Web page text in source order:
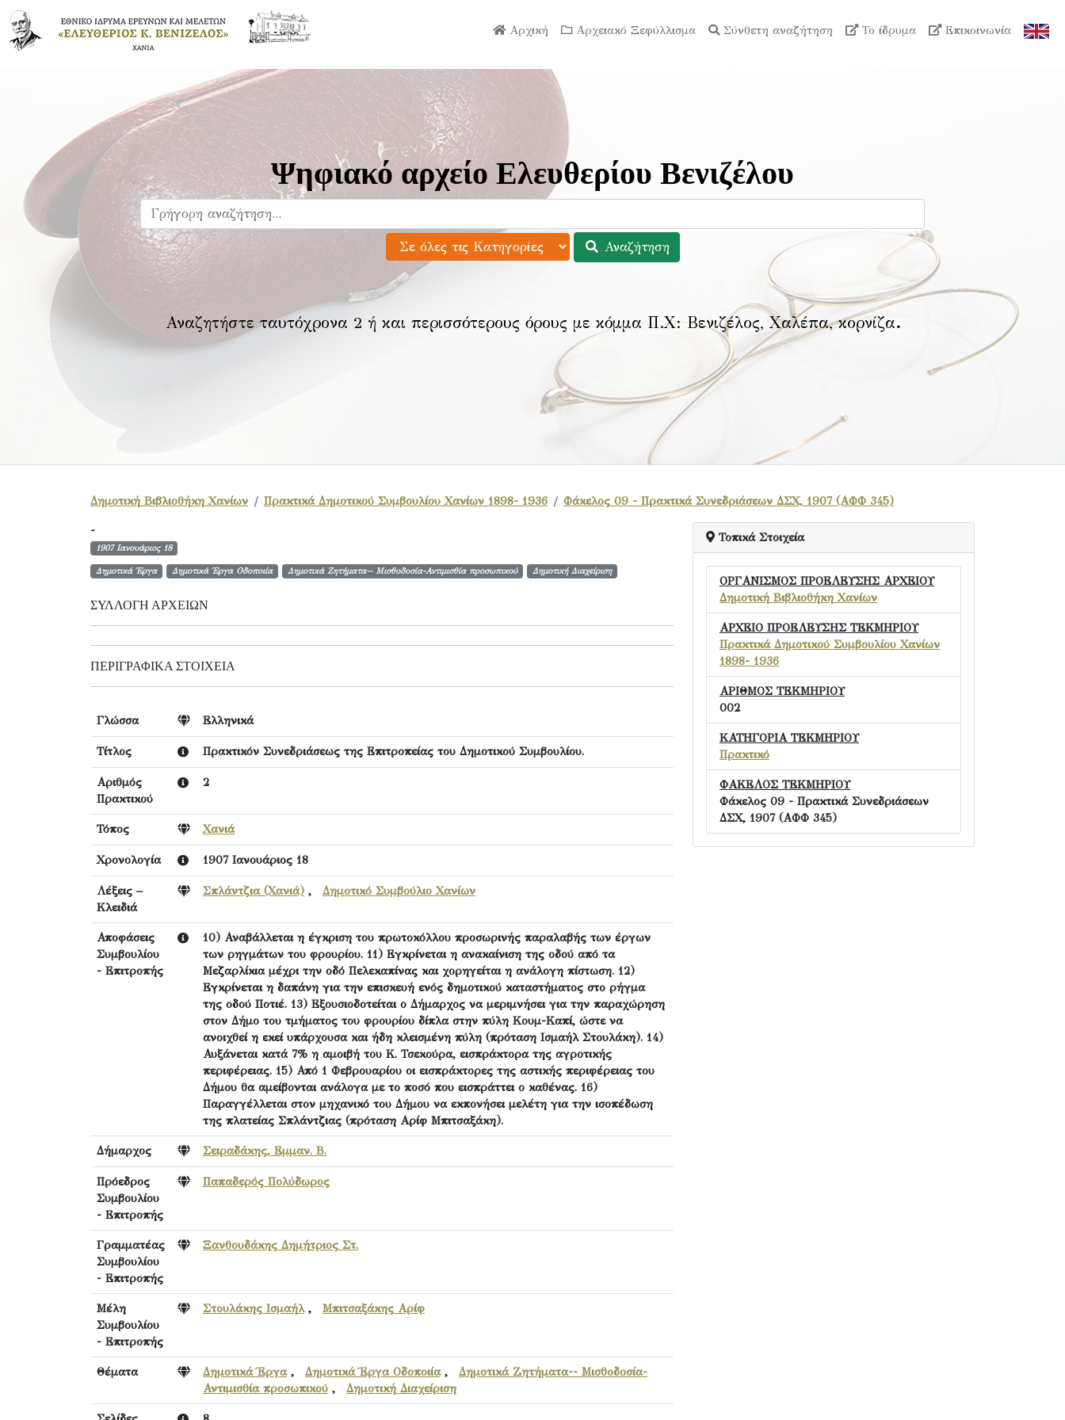
Αρχική Αρχειακό Ξεφύλλισμα Σύνθετη αναζήτηση Το ίδρυμα Επικοινωνία
Ψηφιακό αρχείο Ελευθερίου Βενιζέλου
Αναζήτηση
Αναζητήστε ταυτόχρονα 2 ή και περισσότερους όρους με κόμμα Π.Χ: Βενιζέλος, Χαλέπα, κορνίζα.
Δημοτική Βιβλιοθήκη Χανίων Πρακτικά Δημοτικού Συμβουλίου Χανίων 1898- 1936 Φάκελος 09 - Πρακτικά Συνεδριάσεων ΔΣΧ, 1907 (ΑΦΦ 345)
-
1907 Ιανουάριος 18
Δημοτικά Έργα Δημοτικά Έργα Οδοποιία Δημοτικά Ζητήματα-- Μισθοδοσία-Αντιμισθία προσωπικού Δημοτική Διαχείριση
ΣΥΛΛΟΓΉ ΑΡΧΕΊΩΝ
ΠΕΡΙΓΡΑΦΙΚΆ ΣΤΟΙΧΕΊΑ
Γλώσσα Ελληνικά
Τίτλος Πρακτικόν Συνεδριάσεως της Επιτροπείας του Δημοτικού Συμβουλίου.
Αριθμός
Πρακτικού
2
Τόπος Χανιά
Χρονολογία 1907 Ιανουάριος 18
Λέξεις –
Κλειδιά
Σπλάντζια (Χανιά) , Δημοτικό Συμβούλιο Χανίων
Αποφάσεις
Συμβουλίου
- Επιτροπής
10) Αναβάλλεται η έγκριση του πρωτοκόλλου προσωρινής παραλαβής των έργων
των ρηγμάτων του φρουρίου. 11) Εγκρίνεται η ανακαίνιση της οδού από τα
Μεζαρλίκια μέχρι την οδό Πελεκαπίνας και χορηγείται η ανάλογη πίστωση. 12)
Εγκρίνεται η δαπάνη για την επισκευή ενός δημοτικού καταστήματος στο ρήγμα
της οδού Ποτιέ. 13) Εξουσιοδοτείται ο Δήμαρχος να μεριμνήσει για την παραχώρηση
στον Δήμο του τμήματος του φρουρίου δίπλα στην πύλη Κουμ-Καπί, ώστε να
ανοιχθεί η εκεί υπάρχουσα και ήδη κλεισμένη πύλη (πρόταση Ισμαήλ Στουλάκη). 14)
Αυξάνεται κατά 7% η αμοιβή του Κ. Τσεκούρα, εισπράκτορα της αγροτικής
περιφέρειας. 15) Από 1 Φεβρουαρίου οι εισπράκτορες της αστικής περιφέρειας του
Δήμου θα αμείβονται ανάλογα με το ποσό που εισπράττει ο καθένας. 16)
Παραγγέλλεται στον μηχανικό του Δήμου να εκπονήσει μελέτη για την ισοπέδωση
της πλατείας Σπλάντζιας (πρόταση Αρίφ Μπιτσαξάκη).
Δήμαρχος Σειραδάκης, Εμμαν. Β.
Πρόεδρος
Συμβουλίου
- Επιτροπής
Παπαδερός Πολύδωρος
Γραμματέας
Συμβουλίου
- Επιτροπής
Ξανθουδάκης Δημήτριος Στ.
Μέλη
Συμβουλίου
- Επιτροπής
Στουλάκης Ισμαήλ, Μπιτσαξάκης Αρίφ
Θέματα Δημοτικά Έργα, Δημοτικά Έργα Οδοποιία, Δημοτικά Ζητήματα-- Μισθοδοσία-
Αντιμισθία προσωπικού , Δημοτική Διαχείριση
Τοπικά Στοιχεία
ΟΡΓΑΝΙΣΜΟΣ ΠΡΟΕΛΕΥΣΗΣ ΑΡΧΕΙΟΥ
Δημοτική Βιβλιοθήκη Χανίων
ΑΡΧΕΙΟ ΠΡΟΕΛΕΥΣΗΣ ΤΕΚΜΗΡΙΟΥ
Πρακτικά Δημοτικού Συμβουλίου Χανίων
1898- 1936
ΑΡΙΘΜΟΣ ΤΕΚΜΗΡΙΟΥ
002
ΚΑΤΗΓΟΡΙΑ ΤΕΚΜΗΡΙΟΥ
Πρακτικό
ΦΑΚΕΛΟΣ ΤΕΚΜΗΡΙΟΥ
Φάκελος 09 - Πρακτικά Συνεδριάσεων
ΔΣΧ, 1907 (ΑΦΦ 345)